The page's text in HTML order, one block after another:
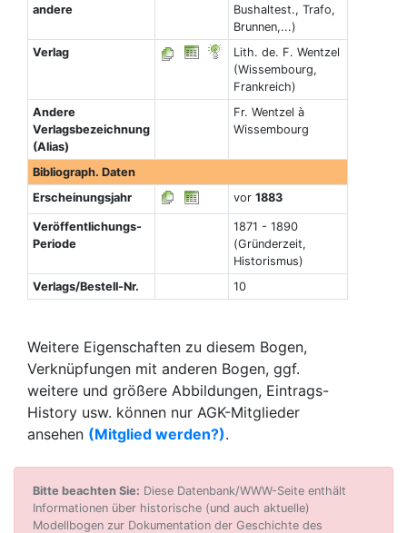
andere
Bushaltest., Trafo,
Brunnen,...)
Verlag
Lith. de. F. Wentzel
(Wissembourg,
Frankreich)
Andere
Verlagsbezeichnung
(Alias)
Fr. Wentzel à
Wissembourg
Bibliograph. Daten
Erscheinungsjahr
vor 1883
Veröffentlichungs-
Periode
1871 - 1890
(Gründerzeit,
Historismus)
Verlags/Bestell-Nr.
10
Weitere Eigenschaften zu diesem Bogen,
Verknüpfungen mit anderen Bogen, ggf.
weitere und größere Abbildungen, Eintrags-
History usw. können nur AGK-Mitglieder
ansehen (Mitglied werden?).
Bitte beachten Sie: Diese Datenbank/WWW-Seite enthält
Informationen über historische (und auch aktuelle)
Modellbogen zur Dokumentation der Geschichte des